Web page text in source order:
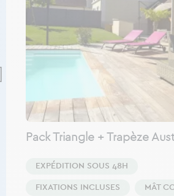
Pack Triangle + Trapèze
EXPÉDITION SOUS 48H
FIXATIONS INCLUSES MÂT